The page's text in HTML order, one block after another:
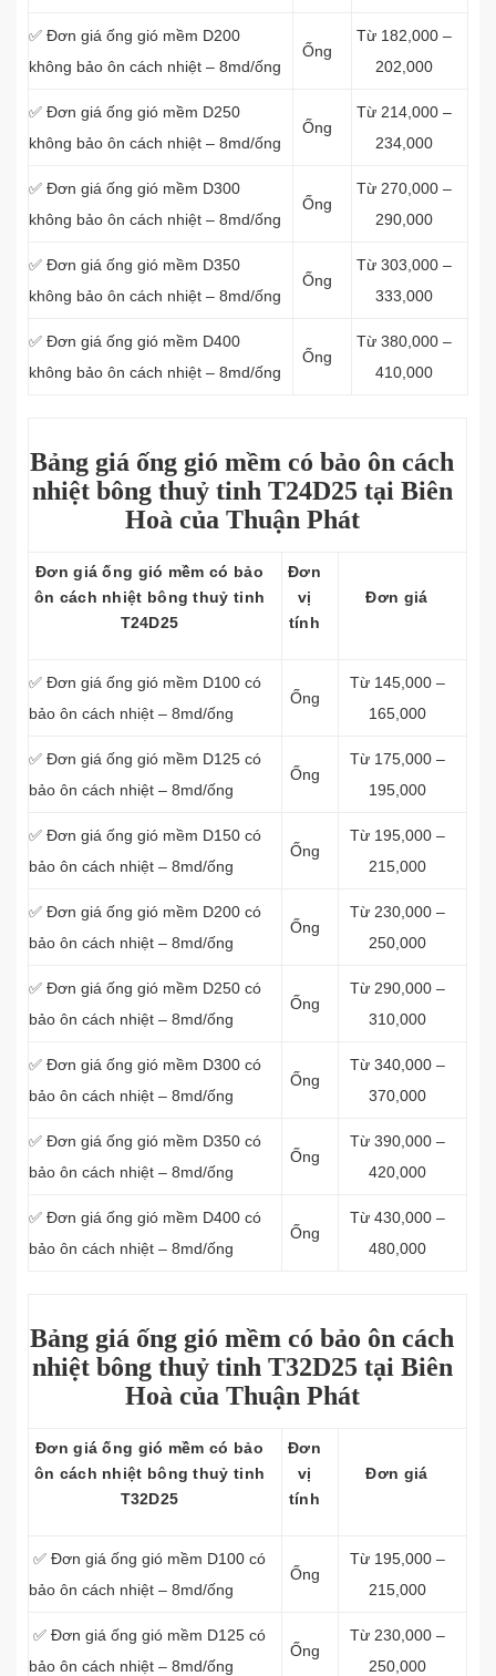
✅ Đơn giá ống gió mềm D200
không bảo ôn cách nhiệt – 8md/ống
Ống
Từ 182,000 –
202,000
✅ Đơn giá ống gió mềm D250
không bảo ôn cách nhiệt – 8md/ống
Ống
Từ 214,000 –
234,000
✅ Đơn giá ống gió mềm D300
không bảo ôn cách nhiệt – 8md/ống
Ống
Từ 270,000 –
290,000
✅ Đơn giá ống gió mềm D350
không bảo ôn cách nhiệt – 8md/ống
Ống
Từ 303,000 –
333,000
✅ Đơn giá ống gió mềm D400
không bảo ôn cách nhiệt – 8md/ống
Ống
Từ 380,000 –
410,000
Bảng giá ống gió mềm có bảo ôn cách
nhiệt bông thuỷ tinh T24D25 tại Biên
Hoà của Thuận Phát
Đơn giá ống gió mềm có bảo
ôn cách nhiệt bông thuỷ tinh
T24D25
Đơn
vị
tính
Đơn giá
✅ Đơn giá ống gió mềm D100 có
bảo ôn cách nhiệt – 8md/ống
Ống
Từ 145,000 –
165,000
✅ Đơn giá ống gió mềm D125 có
bảo ôn cách nhiệt – 8md/ống
Ống
Từ 175,000 –
195,000
✅ Đơn giá ống gió mềm D150 có
bảo ôn cách nhiệt – 8md/ống
Ống
Từ 195,000 –
215,000
✅ Đơn giá ống gió mềm D200 có
bảo ôn cách nhiệt – 8md/ống
Ống
Từ 230,000 –
250,000
✅ Đơn giá ống gió mềm D250 có
bảo ôn cách nhiệt – 8md/ống
Ống
Từ 290,000 –
310,000
✅ Đơn giá ống gió mềm D300 có
bảo ôn cách nhiệt – 8md/ống
Ống
Từ 340,000 –
370,000
✅ Đơn giá ống gió mềm D350 có
bảo ôn cách nhiệt – 8md/ống
Ống
Từ 390,000 –
420,000
✅ Đơn giá ống gió mềm D400 có
bảo ôn cách nhiệt – 8md/ống
Ống
Từ 430,000 –
480,000
Bảng giá ống gió mềm có bảo ôn cách
nhiệt bông thuỷ tinh T32D25 tại Biên
Hoà của Thuận Phát
Đơn giá ống gió mềm có bảo
ôn cách nhiệt bông thuỷ tinh
T32D25
Đơn
vị
tính
Đơn giá
✅ Đơn giá ống gió mềm D100 có
bảo ôn cách nhiệt – 8md/ống
Ống
Từ 195,000 –
215,000
✅ Đơn giá ống gió mềm D125 có
bảo ôn cách nhiệt – 8md/ống
Ống
Từ 230,000 –
250,000